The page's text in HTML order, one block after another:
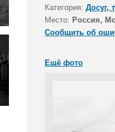
Категория: Досуг,
Место: Россия,
Сообщить об
Ещё фото